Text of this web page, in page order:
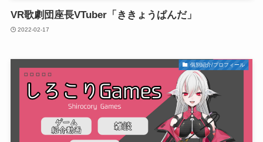
VR歌劇団座長VTuber「ききょうぱんだ」
2022-02-17
個別紹介/プロフィール